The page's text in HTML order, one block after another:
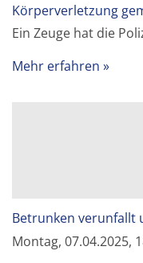
Körperverletzung
Ein Zeuge hat die
Mehr erfahren
Betrunken verunfallt
Montag, 07.04.2025,